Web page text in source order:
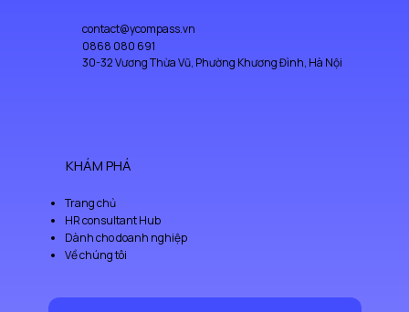
contact@ycompass.vn
0868 080 691
30-32 Vương Thừa Vũ, Phường Khương Đình, Hà Nội
KHÁM PHÁ
Trang chủ
HR consultant Hub
Dành cho doanh nghiệp
Về chúng tôi